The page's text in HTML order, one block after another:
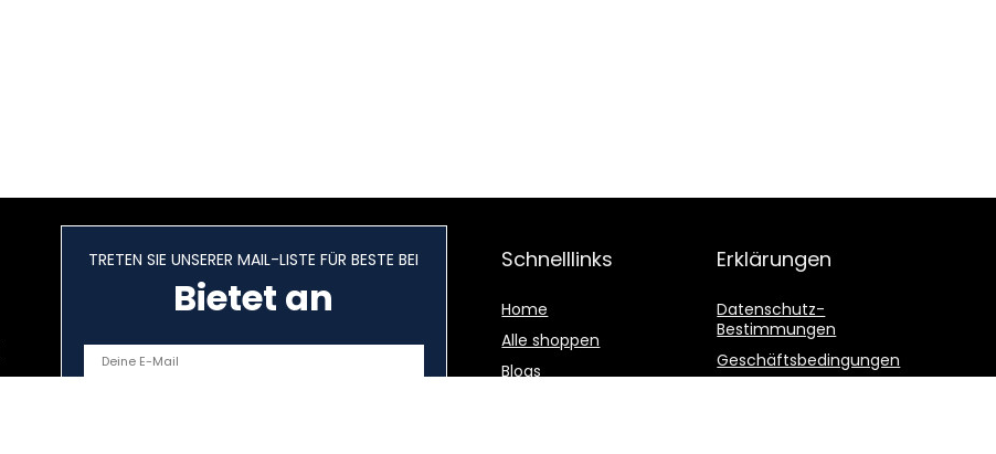
TRETEN SIE UNSERER MAIL-LISTE FÜR BESTE BEI
Bietet an
Schnelllinks
Home
Alle shoppen
Blogs
Erklärungen
Datenschutz-
Bestimmungen
Geschäftsbedingungen